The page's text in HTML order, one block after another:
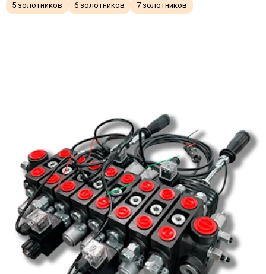
5 золотников
6 золотников 7 золотников